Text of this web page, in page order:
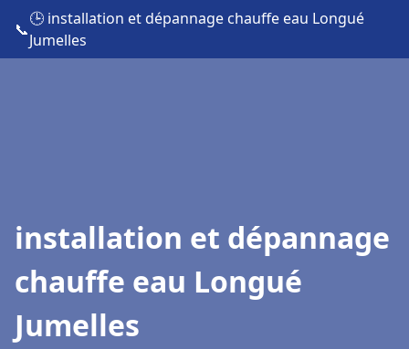
📞
🕒 installation et dépannage chauffe eau Longué
Jumelles
installation et dépannage
chauffe eau Longué
Jumelles